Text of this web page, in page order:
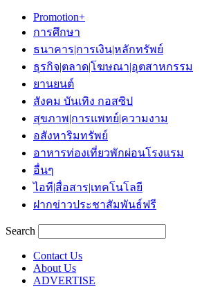
Promotion+
การศึกษา
ธนาคาร|การเงิน|หลักทรัพย์
ธุรกิจ|ตลาด|โฆษณา|อุตสาหกรรม
ยานยนต์
สังคม บันเทิง กอสซิป
สุขภาพ|การแพทย์|ความงาม
อสังหาริมทรัพย์
อาหารท่องเที่ยวพักผ่อนโรงแรม
อื่นๆ
ไอที|สื่อสาร|เทคโนโลยี
ฝากข่าวประชาสัมพันธ์ฟรี
Search
Contact Us
About Us
ADVERTISE